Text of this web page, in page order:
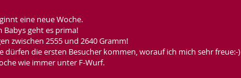
eine neue Woche.
Babys geht es prima!
zwischen 2555 und 2640 Gramm!
dürfen die ersten Besucher kommen, worauf ich mich sehr freue:-)
wie immer unter F-Wurf.